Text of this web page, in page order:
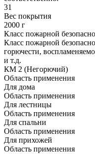
31
Вес покрытия
2000 г
Класс пожарной
Класс пожарной
горючести,
и т.д.
КМ 2 (Негорючий)
Область применения
Для дома
Область применения
Для лестницы
Область применения
Для спальни
Область применения
Для прихожей
Область применения